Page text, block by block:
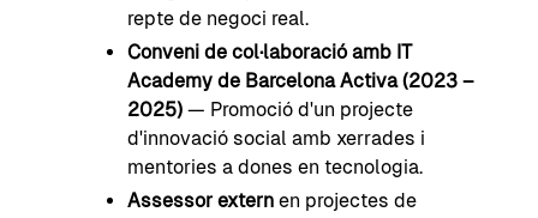
repte de negoci real.
Conveni de col·laboració amb IT
Academy de Barcelona Activa (2023 –
2025) — Promoció d'un projecte
d'innovació social amb xerrades i
mentories a dones en tecnologia.
Assessor extern en projectes de